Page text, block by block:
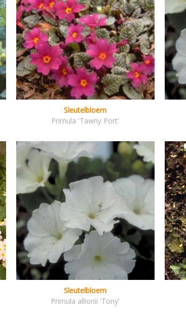
Sleutelbloem
Primula 'Tawny Port'
Sleutelbloem
Primula allionii 'Tony'